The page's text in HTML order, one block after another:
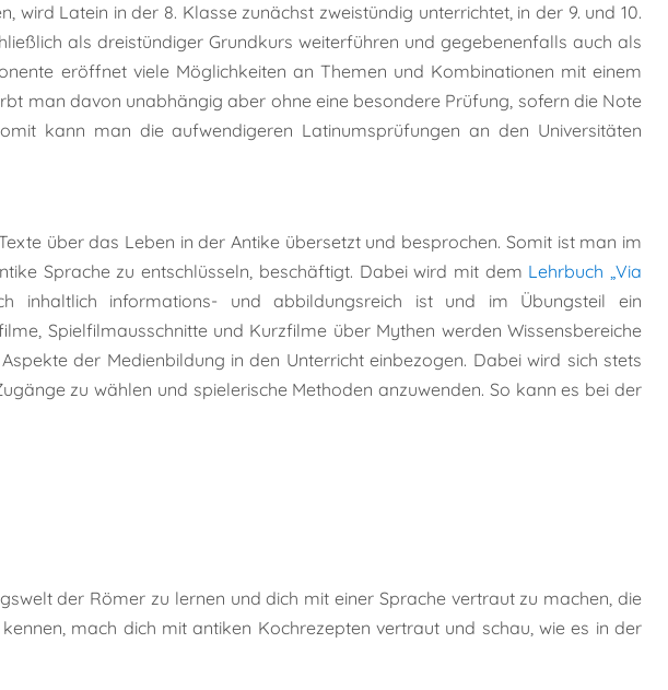
Latein in der 8. Klasse zunächst zweistündig unterrichtet, in der 9. und 10.
als dreistündiger Grundkurs weiterführen und gegebenenfalls auch als
eröffnet viele Möglichkeiten an Themen und Kombinationen mit einem
man davon unabhängig aber ohne eine besondere Prüfung, sofern die Note
kann man die aufwendigeren Latinumsprüfungen an den Universitäten
über das Leben in der Antike übersetzt und besprochen. Somit ist man im
Sprache zu entschlüsseln, beschäftigt. Dabei wird mit dem Lehrbuch „Via
inhaltlich informations- und abbildungsreich ist und im Übungsteil ein
Spielfilmausschnitte und Kurzfilme über Mythen werden Wissensbereiche
der Medienbildung in den Unterricht einbezogen. Dabei wird sich stets
zu wählen und spielerische Methoden anzuwenden. So kann es bei der
der Römer zu lernen und dich mit einer Sprache vertraut zu machen, die
mach dich mit antiken Kochrezepten vertraut und schau, wie es in der